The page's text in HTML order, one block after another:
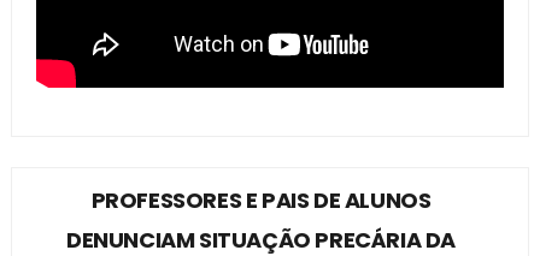
PROFESSORES E PAIS DE ALUNOS
DENUNCIAM SITUAÇÃO PRECÁRIA DA